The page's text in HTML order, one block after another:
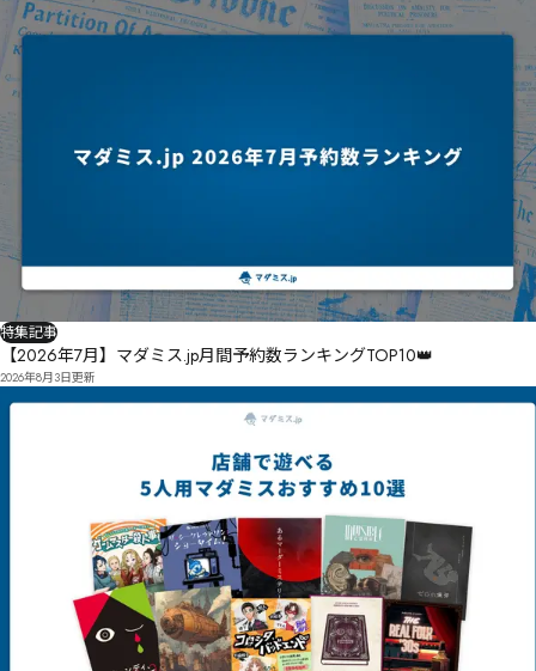
特集記事
【2026年7月】マダミス.jp月間予約数ランキングTOP10👑
2026年8月3日更新